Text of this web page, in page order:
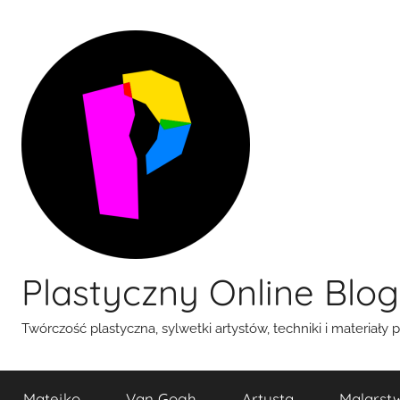
Plastyczny Online Blog
Twórczość plastyczna, sylwetki artystów, techniki i materiały